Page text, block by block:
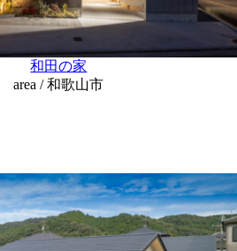
和田の家
area / 和歌山市